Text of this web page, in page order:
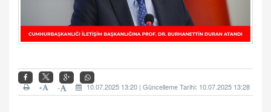
10.07.2025 13:20 | Güncelleme Tarihi: 10.07.2025 13:28
-
+